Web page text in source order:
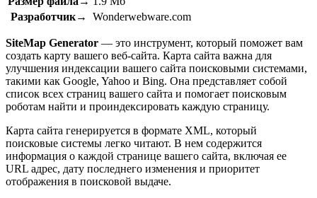
Разработчик→
Wonderwebware.com
SiteMap Generator — это инструмент, который поможет вам
создать карту вашего веб-сайта. Карта сайта важна для
улучшения индексации вашего сайта поисковыми системами,
такими как Google, Yahoo и Bing. Она представляет собой
список всех страниц вашего сайта и помогает поисковым
роботам найти и проиндексировать каждую страницу.
Карта сайта генерируется в формате XML, который
поисковые системы легко читают. В нем содержится
информация о каждой странице вашего сайта, включая ее
URL адрес, дату последнего изменения и приоритет
отображения в поисковой выдаче.